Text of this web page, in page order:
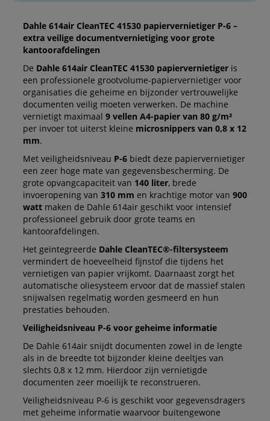
Dahle 614air CleanTEC 41530 papiervernietiger P-6 –
extra veilige documentvernietiging voor grote
kantoorafdelingen
De Dahle 614air CleanTEC 41530 papiervernietigeris
een professionele grootvolume-papiervernietiger voor
organisaties die geheime en bijzonder vertrouwelijke
documenten veilig moeten verwerken. De machine
vernietigt maximaal 9 vellen A4-papier van 80 g/m²
per invoer tot uiterst kleine microsnippers van 0,8 x 12
mm.
Met veiligheidsniveau P-6biedt deze papiervernietiger
een zeer hoge mate van gegevensbescherming. De
grote opvangcapaciteit van 140 liter, brede
invoeropening van 310 mm en krachtige motor van 900
wattmaken de Dahle 614air geschikt voor intensief
professioneel gebruik door grote teams en
kantoorafdelingen.
Het geïntegreerde Dahle CleanTEC®-filtersysteem
vermindert de hoeveelheid fijnstof die tijdens het
vernietigen van papier vrijkomt. Daarnaast zorgt het
automatische oliesysteem ervoor dat de massief stalen
snijwalsen regelmatig worden gesmeerd en hun
prestaties behouden.
Veiligheidsniveau P-6 voor geheime informatie
De Dahle 614air snijdt documenten zowel in de lengte
als in de breedte tot bijzonder kleine deeltjes van
slechts 0,8 x 12 mm. Hierdoor zijn vernietigde
documenten zeer moeilijk te reconstrueren.
Veiligheidsniveau P-6 is geschikt voor gegevensdragers
met geheime informatie waarvoor buitengewone